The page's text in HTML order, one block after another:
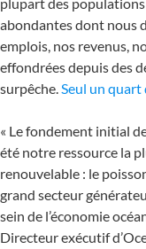
abondantes dont nous
emplois, nos revenus,
effondrées depuis des
surpêche.Seul un quart
« Le fondement initial
été notre ressource la
renouvelable : le
grand secteur
sein de l’économie
Directeur exécutif